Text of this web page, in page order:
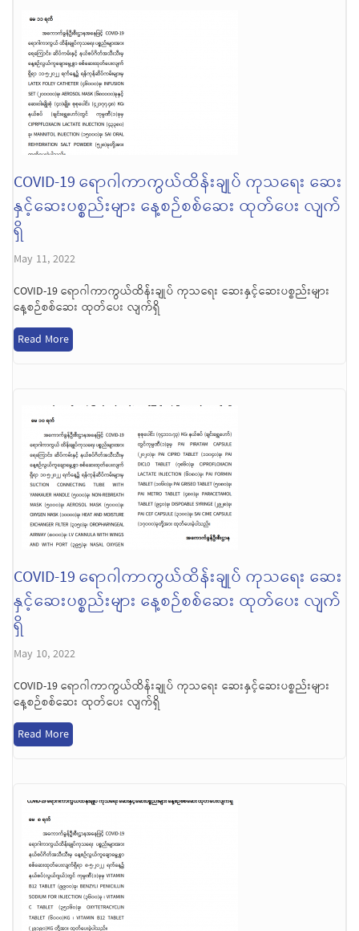
COVID-19 ရောဂါကာကွယ်ထိန်းချုပ် ကုသရေး ဆေး
နှင့်ဆေးပစ္စည်းများ နေ့စဉ်စစ်ဆေး ထုတ်ပေး လျက်
ရှိ
May 11, 2022
COVID-19 ရောဂါကာကွယ်ထိန်းချုပ် ကုသရေး ဆေးနှင့်ဆေးပစ္စည်းများ
နေ့စဉ်စစ်ဆေး ထုတ်ပေး လျက်ရှိ
Read More
COVID-19 ရောဂါကာကွယ်ထိန်းချုပ် ကုသရေး ဆေး
နှင့်ဆေးပစ္စည်းများ နေ့စဉ်စစ်ဆေး ထုတ်ပေး လျက်
ရှိ
May 10, 2022
COVID-19 ရောဂါကာကွယ်ထိန်းချုပ် ကုသရေး ဆေးနှင့်ဆေးပစ္စည်းများ
နေ့စဉ်စစ်ဆေး ထုတ်ပေး လျက်ရှိ
Read More